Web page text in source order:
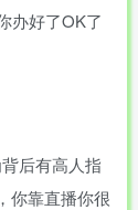
办好了OK了
后有高人指
你靠直播你很